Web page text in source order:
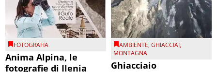
FOTOGRAFIA
Anima Alpina, le
fotografie di Ilenia
AMBIENTE,GHIACCIAI,
MONTAGNA
Ghiacciaio